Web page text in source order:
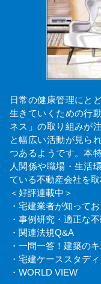
日常の健康管理にと
生きていくための行
ネス」の取り組みが
と幅広い活動が見ら
つあるようです。本
人関係や職場・生活
ている不動産会社を取
＜好評連載中＞
・宅建業者が知って
・事例研究・適正な
・関連法規Q&A
・一問一答！建築の
・宅建ケーススタデ
・WORLD VIEW